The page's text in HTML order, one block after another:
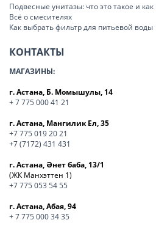
Подвесные унитазы: что это такое и как
Всё о смесителях
Как выбрать фильтр для питьевой воды
КОНТАКТЫ
МАГАЗИНЫ:
г. Астана, Б. Момышулы, 14
+ 7 775 000 41 21
г. Астана, Мангилик Ел, 35
+7 775 019 20 21
+7 (7172) 431 431
г. Астана, Әнет баба, 13/1
(ЖК Манхэттен 1)
+7 775 053 54 55
г. Астана, Абая, 94
+ 7 775 000 34 35